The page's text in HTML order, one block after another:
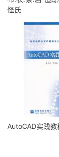
怪氏
AutoCAD实践